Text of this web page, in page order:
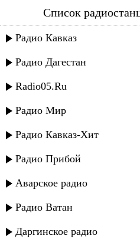
казиахмед мавланов
Список
Радио Кавказ
Радио Дагестан
Radio05.Ru
Радио Мир
Радио Кавказ-Хит
Радио Прибой
Аварское радио
Радио Ватан
Даргинское радио
Казиахмед Мавланов -
Казиахмед Мавланов -
Казиахмед Мавланов
Казиахмед Мавланов -